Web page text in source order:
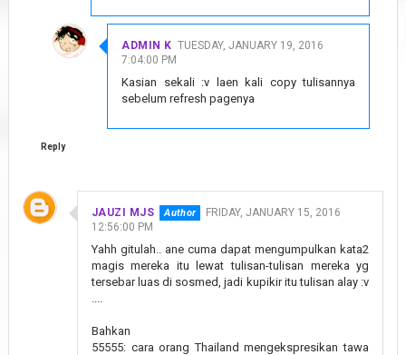
ADMIN K TUESDAY, JANUARY 19, 2016
7:04:00 PM
Kasian sekali :v laen kali copy tulisannya
sebelum refresh pagenya
Reply
JAUZI MJS
FRIDAY, JANUARY 15, 2016
12:56:00 PM
Yahh gitulah.. ane cuma dapat mengumpulkan kata2
magis mereka itu lewat tulisan-tulisan mereka yg
tersebar luas di sosmed, jadi kupikir itu tulisan alay :v
Bahkan
55555: cara orang Thailand mengekspresikan tawa